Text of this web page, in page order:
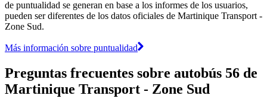
de puntualidad se generan en base a los informes de los usuarios,
pueden ser diferentes de los datos oficiales de Martinique Transport -
Zone Sud.
Más información sobre puntualidad
Preguntas frecuentes sobre autobús 56 de
Martinique Transport - Zone Sud